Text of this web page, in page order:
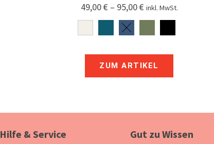
49,00€– 95,00€ inkl. MwSt.
ZUM ARTIKEL
Hilfe & Service Gut zu Wissen